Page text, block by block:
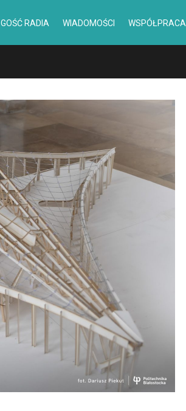
GOŚĆ RADIA WIADOMOŚCI WSPÓŁPRACA